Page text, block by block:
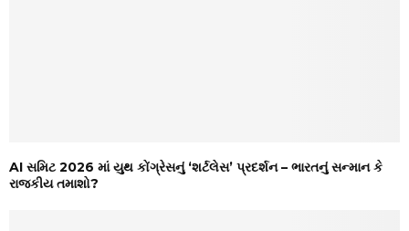
AI સમિટ 2026 માં યુથ કોંગ્રેસનું ‘શર્ટલેસ’ પ્રદર્શન – ભારતનું સન્માન કે
રાજકીય તમાશો?